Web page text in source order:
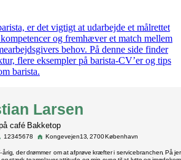
er det vigtigt at udarbejde et målrettet
og fremhæver et match mellem
behov. På denne side finder
flere eksempler på barista-CV’er og tips
barista.